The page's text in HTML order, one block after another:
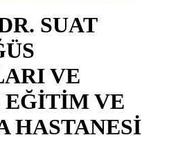
SUAT
VE
EĞİTİM VE
HASTANESİ